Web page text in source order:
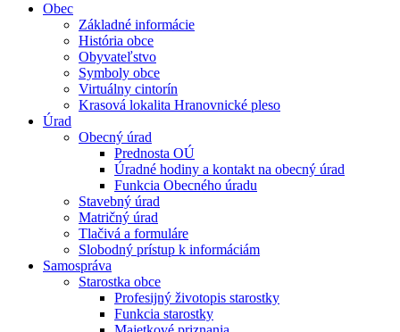
Obec
Základné informácie
História obce
Obyvateľstvo
Symboly obce
Virtuálny cintorín
Krasová lokalita Hranovnické pleso
Úrad
Obecný úrad
Prednosta OÚ
Úradné hodiny a kontakt na obecný úrad
Funkcia Obecného úradu
Stavebný úrad
Matričný úrad
Tlačivá a formuláre
Slobodný prístup k informáciám
Samospráva
Starostka obce
Profesijný životopis starostky
Funkcia starostky